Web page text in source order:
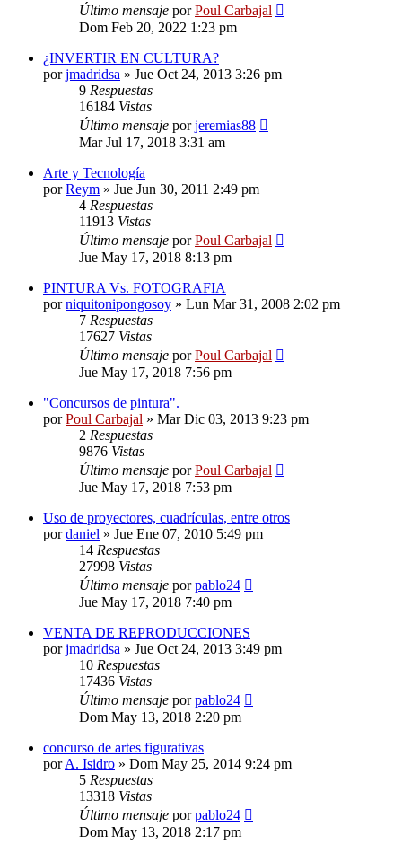
Último mensaje porPoul Carbajal
Dom Feb 20, 2022 1:23 pm
¿INVERTIR EN CULTURA?
porjmadridsa » Jue Oct 24, 2013 3:26 pm
9 Respuestas
16184 Vistas
Último mensaje porjeremias88
Mar Jul 17, 2018 3:31 am
Arte y Tecnología
porReym » Jue Jun 30, 2011 2:49 pm
4 Respuestas
11913 Vistas
Último mensaje porPoul Carbajal
Jue May 17, 2018 8:13 pm
PINTURA Vs. FOTOGRAFIA
porniquitonipongosoy » Lun Mar 31, 2008 2:02 pm
7 Respuestas
17627 Vistas
Último mensaje porPoul Carbajal
Jue May 17, 2018 7:56 pm
"Concursos de pintura".
porPoul Carbajal » Mar Dic 03, 2013 9:23 pm
2 Respuestas
9876 Vistas
Último mensaje porPoul Carbajal
Jue May 17, 2018 7:53 pm
Uso de proyectores, cuadrículas, entre otros
pordaniel » Jue Ene 07, 2010 5:49 pm
14 Respuestas
27998 Vistas
Último mensaje porpablo24
Jue May 17, 2018 7:40 pm
VENTA DE REPRODUCCIONES
porjmadridsa » Jue Oct 24, 2013 3:49 pm
10 Respuestas
17436 Vistas
Último mensaje porpablo24
Dom May 13, 2018 2:20 pm
concurso de artes figurativas
porA. Isidro » Dom May 25, 2014 9:24 pm
5 Respuestas
13318 Vistas
Último mensaje porpablo24
Dom May 13, 2018 2:17 pm